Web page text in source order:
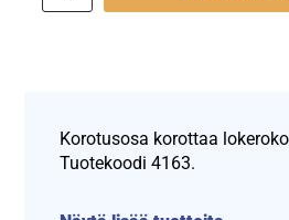
Korotusosa korottaa
Tuotekoodi 4163.